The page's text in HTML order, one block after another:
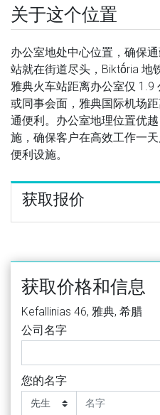
关于这个位置
办公室地处中心位置，确保
站就在街道尽头，Biktṓria 地
雅典火车站距离办公室仅 1.9
或同事会面，雅典国际机场
通便利。办公室地理位置优
施，确保客户在高效工作一
便利设施。
获取报价
获取价格和信息
Kefallinias 46, 雅典, 希腊
公司名字
您的名字